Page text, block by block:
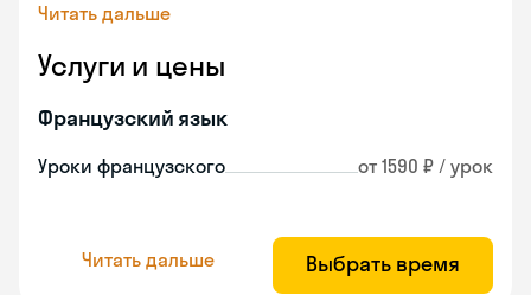
Читать дальше
Услуги и цены
Французский язык
Уроки французского от 1590 ₽ / урок
Читать дальше Выбрать время